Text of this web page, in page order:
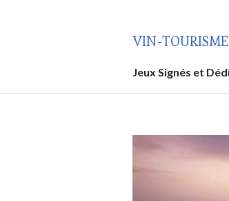
VIN-
Jeux Signés et